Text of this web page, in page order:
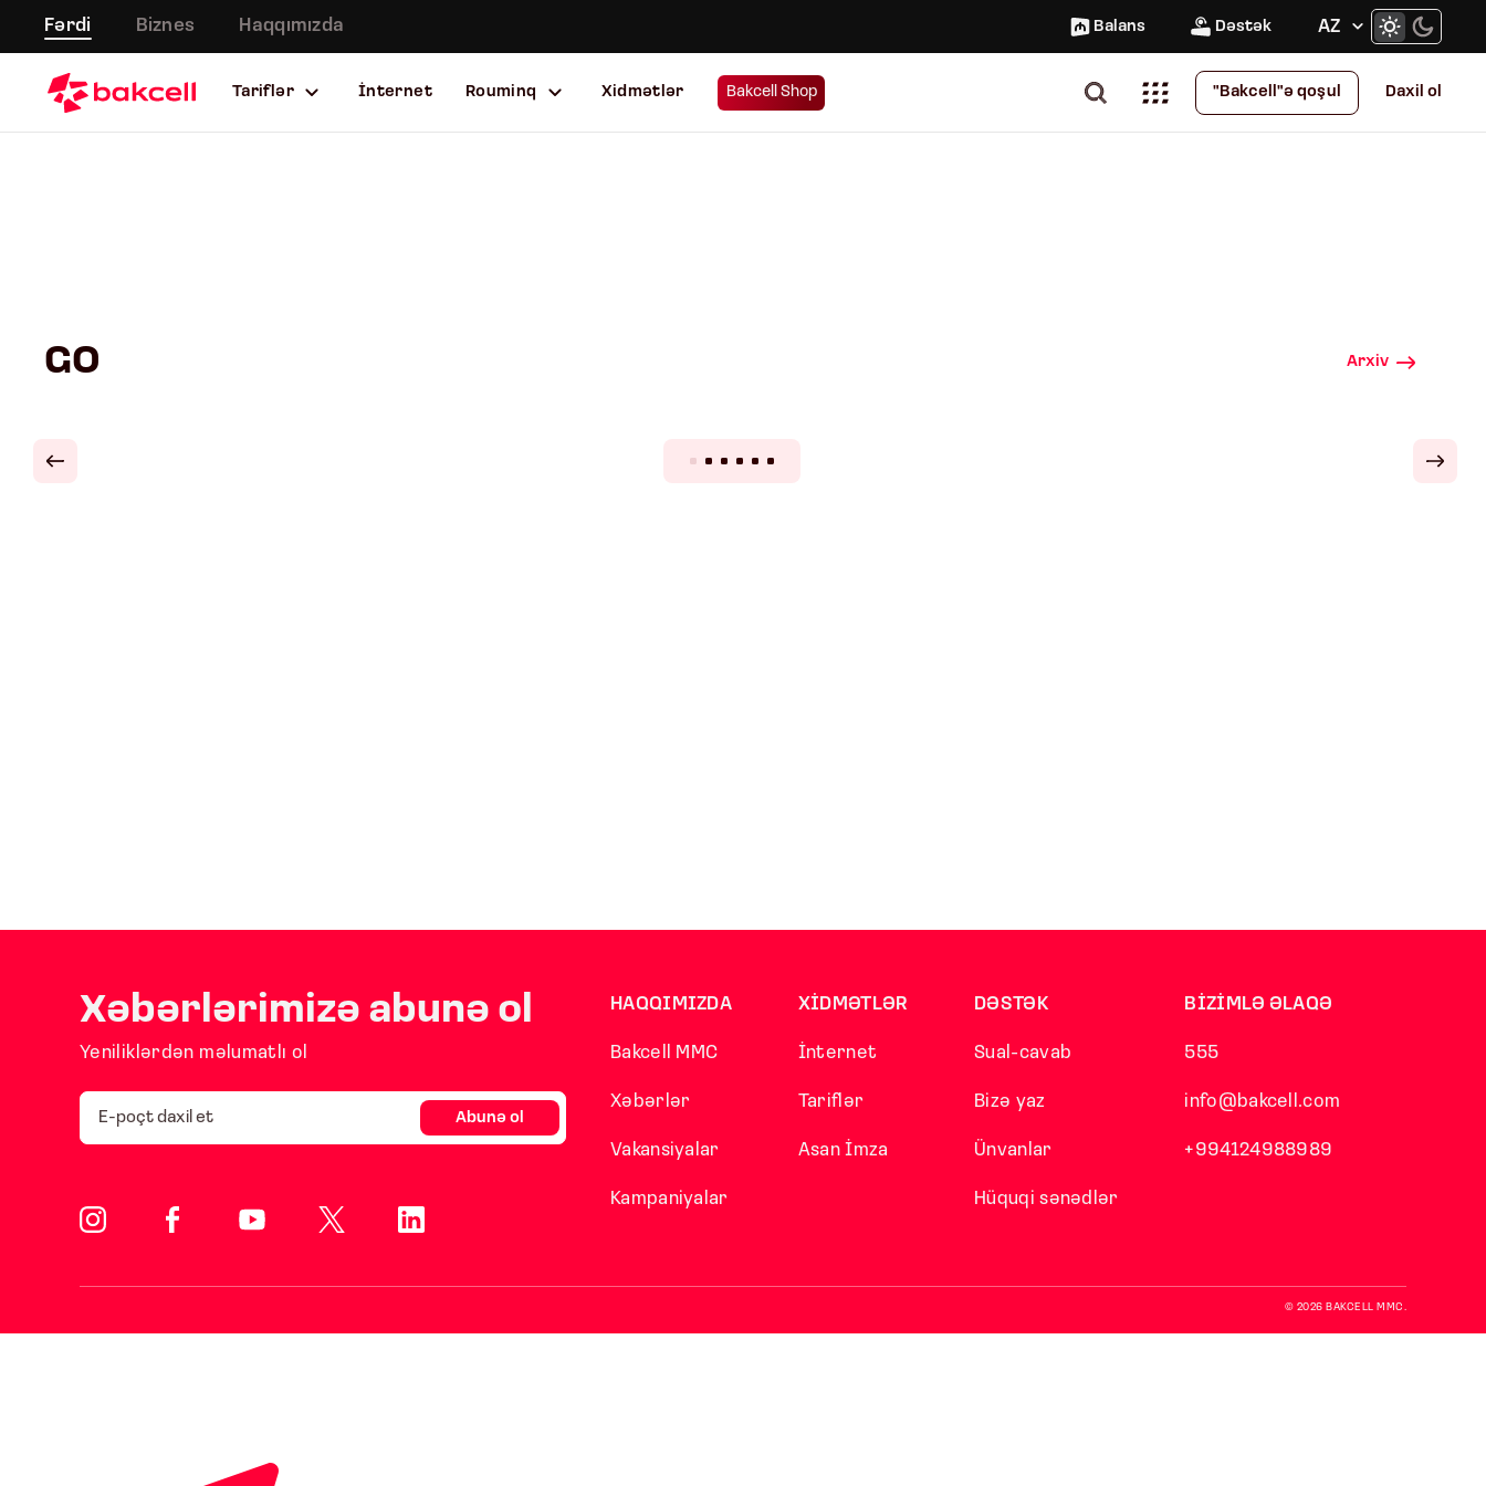
Fərdi Biznes Haqqımızda Balans Dəstək AZ
Tariflər İnternet Rouminq Xidmətlər Bakcell Shop "Bakcell"ə qoşul Daxil ol
GO Arxiv
Xəbərlərimizə abunə ol
Yeniliklərdən məlumatlı ol
Abunə ol
HAQQIMIZDA
Bakcell MMC
Xəbərlər
Vakansiyalar
Kampaniyalar
XİDMƏTLƏR
İnternet
Tariflər
Asan İmza
DƏSTƏK
Sual-cavab
Bizə yaz
Ünvanlar
Hüquqi sənədlər
BİZİMLƏ ƏLAQƏ
555
info@bakcell.com
+994124988989
© 2026 BAKCELL MMC.